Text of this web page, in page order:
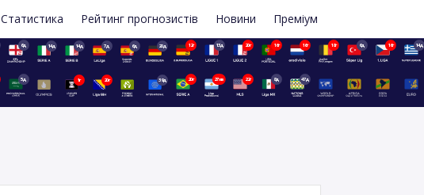
Статистика Рейтинг прогнозистів Новини Преміум
6д 14д 14д 7д 6д 20д 12г 13д 20г 16г 16г 18г 6д 16г 14д
5д 1г 20г 39д 20г 27хв 22г 8д 47д